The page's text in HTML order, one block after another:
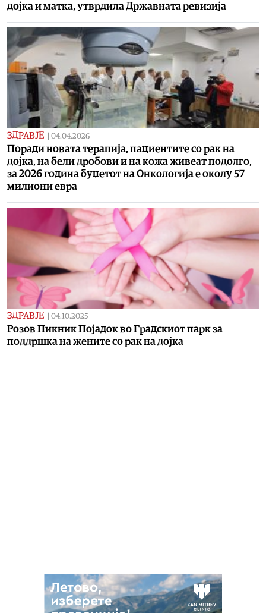
дојка и матка, утврдила Државната ревизија
ЗДРАВЈЕ 04.04.2026
Поради новата терапија, пациентите со рак на
дојка, на бели дробови и на кожа живеат подолго,
за 2026 година буџетот на Онкологија е околу 57
милиони евра
ЗДРАВЈЕ 04.10.2025
Розов Пикник Појaдок во Градскиот парк за
поддршка на жените со рак на дојка